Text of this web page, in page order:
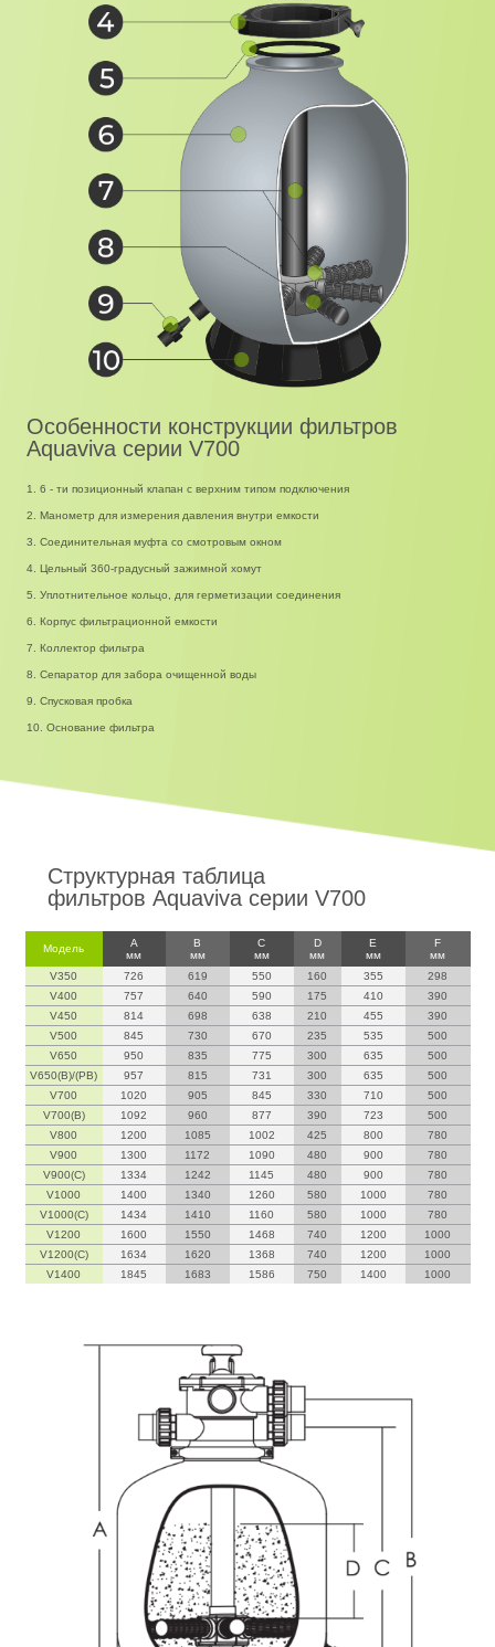
Особенности конструкции фильтров
Aquaviva серии V700
1. 6 - ти позиционный клапан с верхним типом подключения
2. Манометр для измерения давления внутри емкости
3. Соединительная муфта со смотровым окном
4. Цельный 360-градусный зажимной хомут
5. Уплотнительное кольцо, для герметизации соединения
6. Корпус фильтрационной емкости
7. Коллектор фильтра
8. Сепаратор для забора очищенной воды
9. Спусковая пробка
10. Основание фильтра
Структурная таблица
фильтров Aquaviva серии V700
Модель
A
мм
B
мм
C
мм
D
мм
E
мм
F
мм
V350
726 619 550 160 355
298
V400
757 640 590 175 410
390
V450
814 698 638 210 455
390
V500
845 730 670 235 535
500
V650
950 835 775 300 635
500
V650(B)/(PB)
957 815 731 300 635
500
V700
1020 905 845 330 710
500
V700(B)
1092 960 877 390 723
500
V800
1200 1085 1002 425 800
780
V900
1300 1172 1090 480 900
780
V900(C)
1334 1242 1145 480 900
780
V1000
1400 1340 1260 580 1000
780
V1000(C)
1434 1410 1160 580 1000
780
V1200
1600 1550 1468 740 1200
1000
V1200(C)
1634 1620 1368 740 1200
1000
V1400
1845 1683 1586 750 1400 1000